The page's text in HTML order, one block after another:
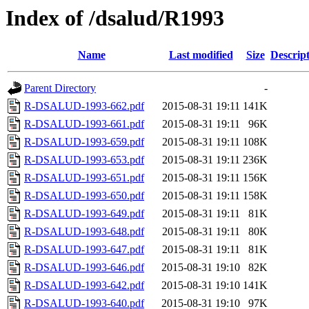
Index of /dsalud/R1993
Name Last modified Size
Parent Directory
-
R-DSALUD-1993-662.pdf
2015-08-31 19:11 141K
R-DSALUD-1993-661.pdf
2015-08-31 19:11
96K
R-DSALUD-1993-659.pdf
2015-08-31 19:11 108K
R-DSALUD-1993-653.pdf
2015-08-31 19:11 236K
R-DSALUD-1993-651.pdf
2015-08-31 19:11 156K
R-DSALUD-1993-650.pdf
2015-08-31 19:11 158K
R-DSALUD-1993-649.pdf
2015-08-31 19:11
81K
R-DSALUD-1993-648.pdf
2015-08-31 19:11
80K
R-DSALUD-1993-647.pdf
2015-08-31 19:11
81K
R-DSALUD-1993-646.pdf
2015-08-31 19:10
82K
R-DSALUD-1993-642.pdf
2015-08-31 19:10 141K
R-DSALUD-1993-640.pdf
2015-08-31 19:10 97K